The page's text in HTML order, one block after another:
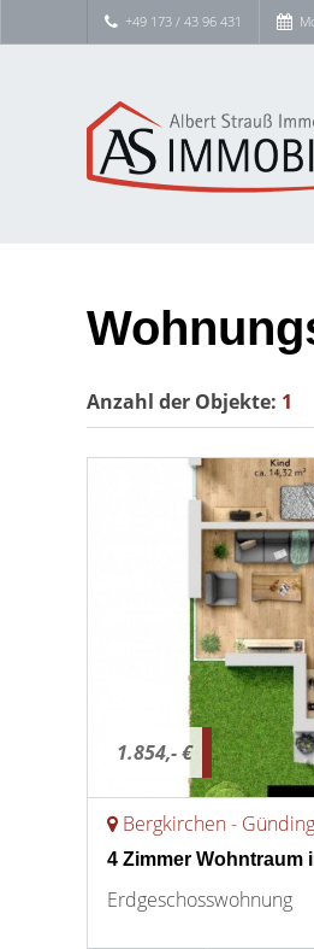
+49 173 / 43 96 431
Anzahl der Objekte: 1
1.854,- €
Bergkirchen - Günding
4 Zimmer Wohntraum
Erdgeschosswohnung